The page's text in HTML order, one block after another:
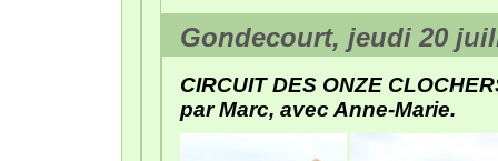
Gondecourt, jeudi 20
CIRCUIT DES ONZE
par Marc, avec Anne-Marie.